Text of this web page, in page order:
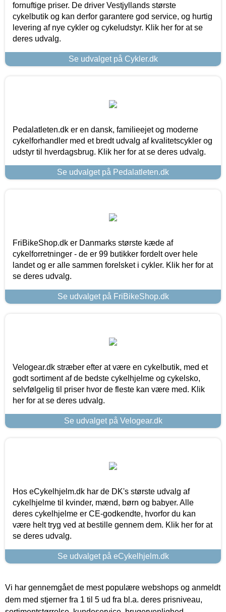
fornuftige priser. De driver Vestjyllands største
cykelbutik og kan derfor garantere god service, og hurtig
levering af nye cykler og cykeludstyr. Klik her for at se
deres udvalg.
Se udvalget på Cykler.dk
Pedalatleten.dk er en dansk, familieejet og moderne
cykelforhandler med et bredt udvalg af kvalitetscykler og
udstyr til hverdagsbrug. Klik her for at se deres udvalg.
Se udvalget på Pedalatleten.dk
FriBikeShop.dk er Danmarks største kæde af
cykelforretninger - de er 99 butikker fordelt over hele
landet og er alle sammen forelsket i cykler. Klik her for at
se deres udvalg.
Se udvalget på FriBikeShop.dk
Velogear.dk stræber efter at være en cykelbutik, med et
godt sortiment af de bedste cykelhjelme og cykelsko,
selvfølgelig til priser hvor de fleste kan være med. Klik
her for at se deres udvalg.
Se udvalget på Velogear.dk
Hos eCykelhjelm.dk har de DK's største udvalg af
cykelhjelme til kvinder, mænd, børn og babyer. Alle
deres cykelhjelme er CE-godkendte, hvorfor du kan
være helt tryg ved at bestille gennem dem. Klik her for at
se deres udvalg.
Se udvalget på eCykelhjelm.dk
Vi har gennemgået de mest populære webshops og anmeldt
dem med stjerner fra 1 til 5 ud fra bl.a. deres prisniveau,